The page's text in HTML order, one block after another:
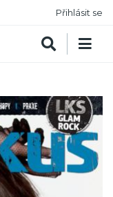
Přihlásit se